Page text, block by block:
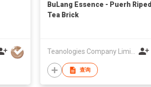
BuLang Essence - Puerh Riped
Tea Brick
查询